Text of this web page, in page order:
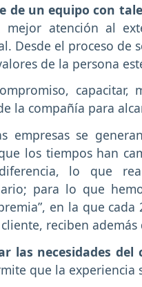
de un equipo con
mejor atención al
Desde el proceso de
de la persona
la compañía para
empresas se
los tiempos han
lo que
para lo que
en la que cada
reciben
las necesidades del
que la experiencia